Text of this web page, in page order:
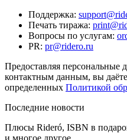
Поддержка:
Печать тиража:
Вопросы по услугам:
PR: pr@ridero.ru
Предоставляя персональные
контактным данным, вы даёте
определенных Политикой
Последние новости
Плюсы Rideró, ISBN в
и многое другое